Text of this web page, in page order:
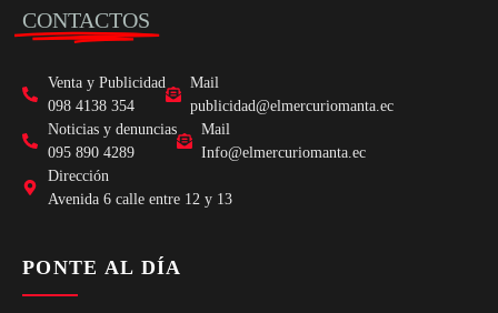
CONTACTOS
Venta y Publicidad
098 4138 354
Mail
publicidad@elmercuriomanta.ec
Noticias y denuncias
095 890 4289
Mail
Info@elmercuriomanta.ec
Dirección
Avenida 6 calle entre 12 y 13
PONTE AL DÍA